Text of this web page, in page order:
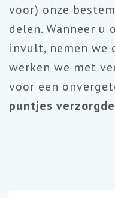
voor) onze
delen. Wanneer
invult, nemen we
werken we met
voor een
puntjes